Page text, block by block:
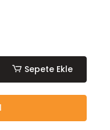
Sepete Ekle